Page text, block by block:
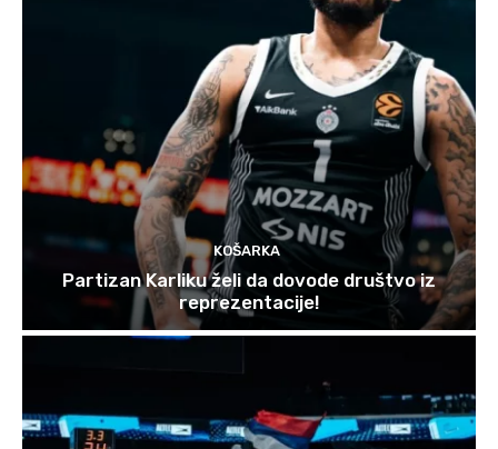
KOŠARKA
Partizan Karliku želi da dovode društvo iz
reprezentacije!